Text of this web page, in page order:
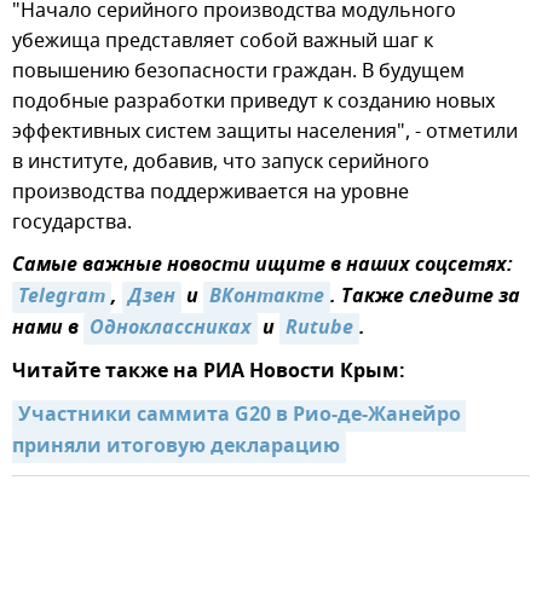
"Начало серийного производства модульного
убежища представляет собой важный шаг к
повышению безопасности граждан. В будущем
подобные разработки приведут к созданию новых
эффективных систем защиты населения", - отметили
в институте, добавив, что запуск серийного
производства поддерживается на уровне
государства.
Самые важные новости ищите в наших соцсетях:
Telegram, Дзен и ВКонтакте. Также следите за
нами в Одноклассниках и Rutube.
Читайте также на РИА Новости Крым:
Участники саммита G20 в Рио-де-Жанейро
приняли итоговую декларацию